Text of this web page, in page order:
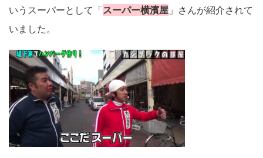
いうスーパーとして「スーパー横濱屋 」さんが紹介されて
いました。